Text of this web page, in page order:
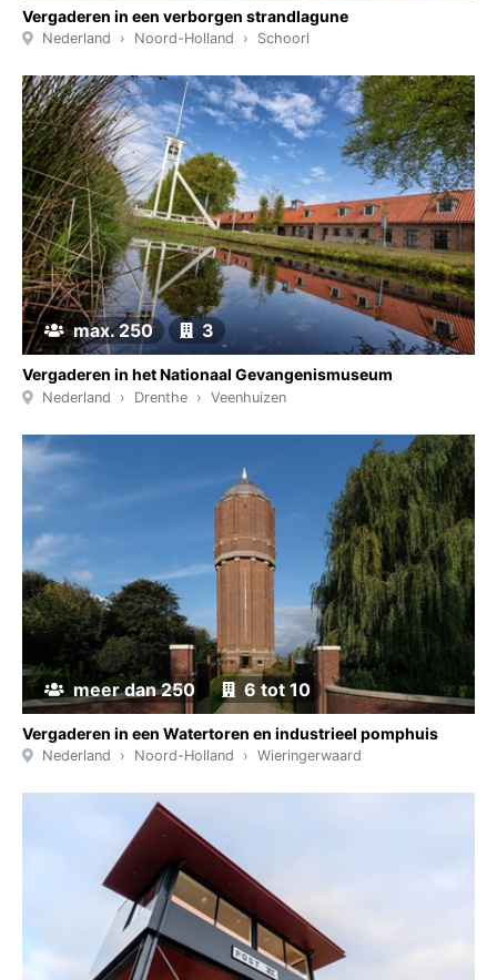
Vergaderen in een verborgen strandlagune
Nederland Noord-Holland Schoorl
max. 250 3
Vergaderen in het Nationaal Gevangenismuseum
Nederland Drenthe Veenhuizen
meer dan 250 6 tot 10
Vergaderen in een Watertoren en industrieel pomphuis
Nederland Noord-Holland Wieringerwaard